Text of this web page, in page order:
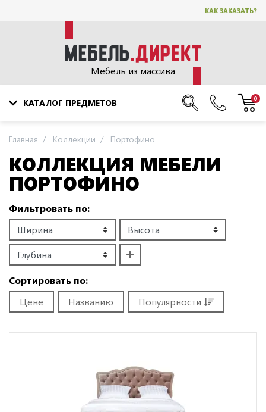
КАК ЗАКАЗАТЬ?
Мебель из массива
КАТАЛОГ ПРЕДМЕТОВ 0
Главная Коллекции Портофино
КОЛЛЕКЦИЯ МЕБЕЛИ
ПОРТОФИНО
Сортировать по:
Цене
Названию Популярности
Фильтровать по: